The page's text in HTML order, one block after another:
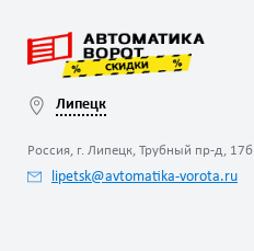
Липецк
Россия, г. Липецк, Трубный пр-д, 17б
lipetsk@avtomatika-vorota.ru